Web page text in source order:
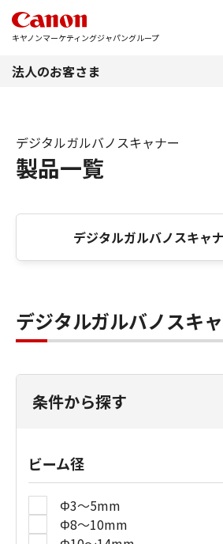
キヤノンマーケティングジャパングループ
法人のお客さま
製品一覧
デジタルガルバノスキャナー
デジタルガルバノスキャ
デジタルガルバノスキ
条件から探す
ビーム径
Φ3～5mm
Φ8～10mm